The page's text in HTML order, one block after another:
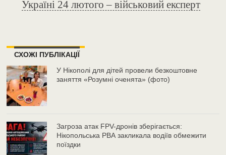
Україні 24 лютого – військовий експерт
СХОЖІ ПУБЛІКАЦІЇ
У Нікополі для дітей провели безкоштовне
заняття «Розумні оченята» (фото)
Загроза атак FPV-дронів зберігається:
Нікопольська РВА закликала водіїв обмежити
поїздки